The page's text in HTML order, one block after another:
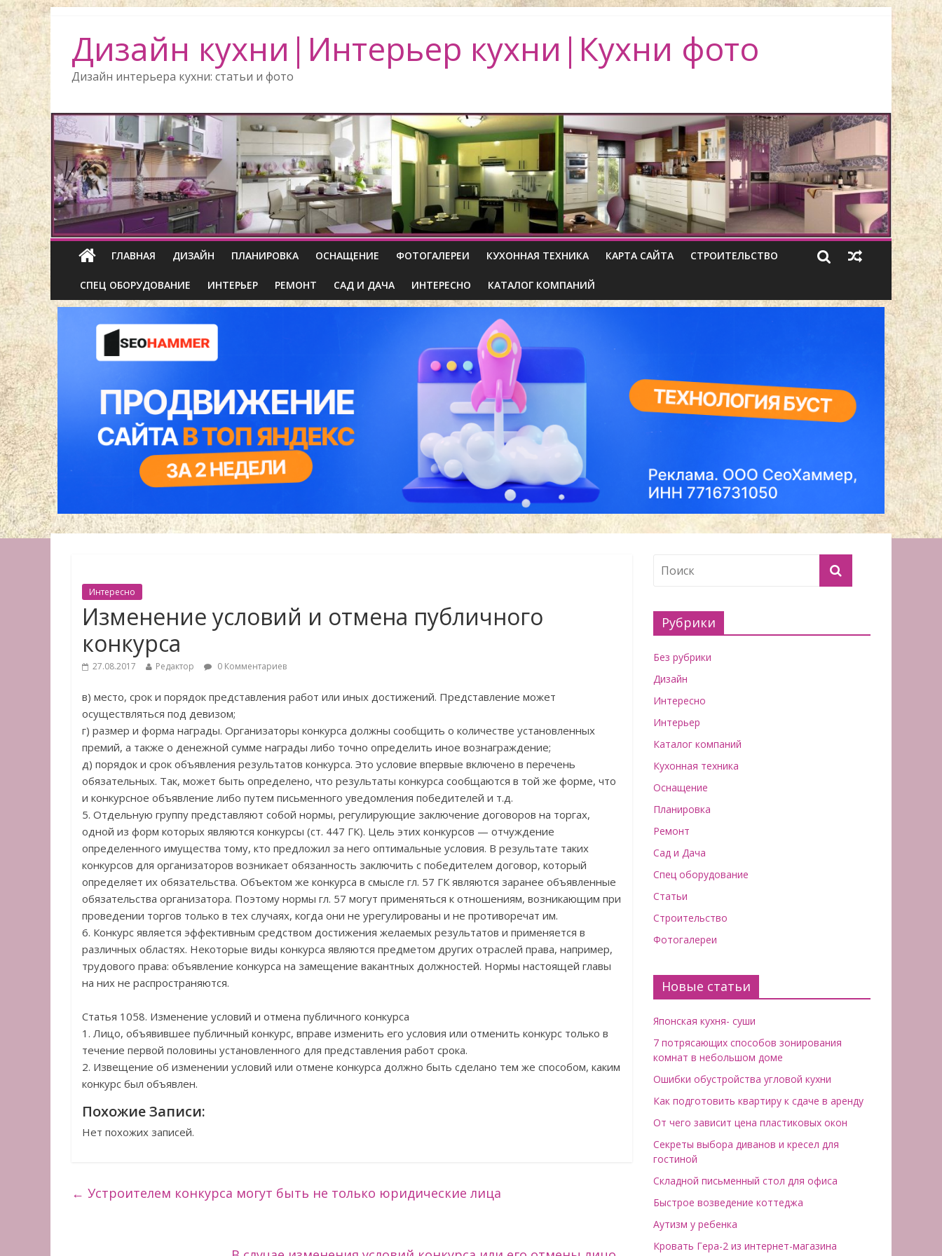
Дизайн кухни|Интерьер кухни|Кухни фото
Дизайн интерьера кухни: статьи и фото
ГЛАВНАЯ ДИЗАЙН ПЛАНИРОВКА ОСНАЩЕНИЕ ФОТОГАЛЕРЕИ КУХОННАЯ ТЕХНИКА КАРТА САЙТА СТРОИТЕЛЬСТВО
СПЕЦ ОБОРУДОВАНИЕ ИНТЕРЬЕР РЕМОНТ САД И ДАЧА ИНТЕРЕСНО КАТАЛОГ КОМПАНИЙ
Интересно
Изменение условий и отмена публичного
конкурса
27.08.2017 Редактор 0 Комментариев
в) место, срок и порядок представления работ или иных достижений. Представление может
осуществляться под девизом;
г) размер и форма награды. Организаторы конкурса должны сообщить о количестве установленных
премий, а также о денежной сумме награды либо точно определить иное вознаграждение;
д) порядок и срок объявления результатов конкурса. Это условие впервые включено в перечень
обязательных. Так, может быть определено, что результаты конкурса сообщаются в той же форме, что
и конкурсное объявление либо путем письменного уведомления победителей и т.д.
5. Отдельную группу представляют собой нормы, регулирующие заключение договоров на торгах,
одной из форм которых являются конкурсы (ст. 447 ГК). Цель этих конкурсов — отчуждение
определенного имущества тому, кто предложил за него оптимальные условия. В результате таких
конкурсов для организаторов возникает обязанность заключить с победителем договор, который
определяет их обязательства. Объектом же конкурса в смысле гл. 57 ГК являются заранее объявленные
обязательства организатора. Поэтому нормы гл. 57 могут применяться к отношениям, возникающим при
проведении торгов только в тех случаях, когда они не урегулированы и не противоречат им.
6. Конкурс является эффективным средством достижения желаемых результатов и применяется в
различных областях. Некоторые виды конкурса являются предметом других отраслей права, например,
трудового права: объявление конкурса на замещение вакантных должностей. Нормы настоящей главы
на них не распространяются.
Статья 1058. Изменение условий и отмена публичного конкурса
1. Лицо, объявившее публичный конкурс, вправе изменить его условия или отменить конкурс только в
течение первой половины установленного для представления работ срока.
2. Извещение об изменении условий или отмене конкурса должно быть сделано тем же способом, каким
конкурс был объявлен.
Похожие Записи:
Нет похожих записей.
← Устроителем конкурса могут быть не только юридические лица
Рубрики
Без рубрики
Дизайн
Интересно
Интерьер
Каталог компаний
Кухонная техника
Оснащение
Планировка
Ремонт
Сад и Дача
Спец оборудование
Статьи
Строительство
Фотогалереи
Новые статьи
Японская кухня- суши
7 потрясающих способов зонирования
комнат в небольшом доме
Ошибки обустройства угловой кухни
Как подготовить квартиру к сдаче в аренду
От чего зависит цена пластиковых окон
Секреты выбора диванов и кресел для
гостиной
Складной письменный стол для офиса
Быстрое возведение коттеджа
Аутизм у ребенка
Кровать Гера-2 из интернет-магазина